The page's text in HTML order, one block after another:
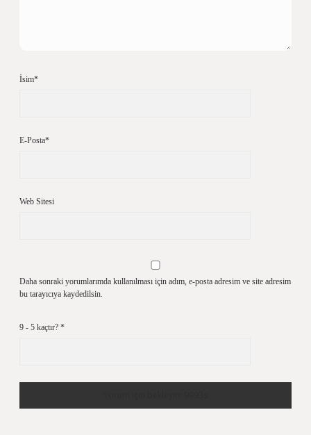
İsim*
E-Posta*
Web Sitesi
Daha sonraki yorumlarımda kullanılması için adım, e-posta adresim ve site adresim
bu tarayıcıya kaydedilsin.
9 - 5 kaçtır? *